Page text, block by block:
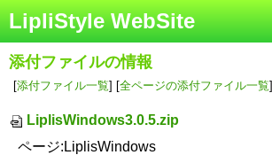
LipliStyle WebSite
添付ファイルの情報
[添付ファイル一覧] [全ページの添付ファイル一覧]
LiplisWindows3.0.5.zip
ページ:LiplisWindows